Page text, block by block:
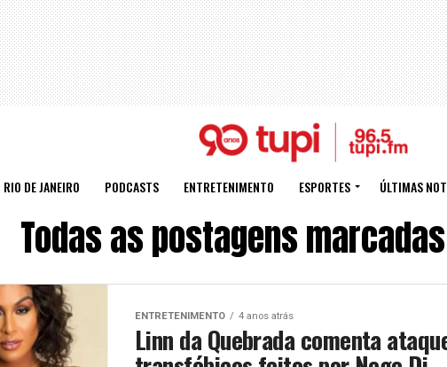
RIO DE JANEIRO PODCASTS ENTRETENIMENTO ESPORTES ÚLTIMAS
Todas as postagens
ENTRETENIMENTO 4 anos atrás
Linn da Quebrada comenta